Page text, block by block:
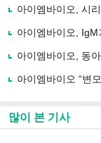
아이엠바이오, 시
아이엠바이오, IgM
아이엠바이오, 동
아이엠바이오 “변
많이 본 기사